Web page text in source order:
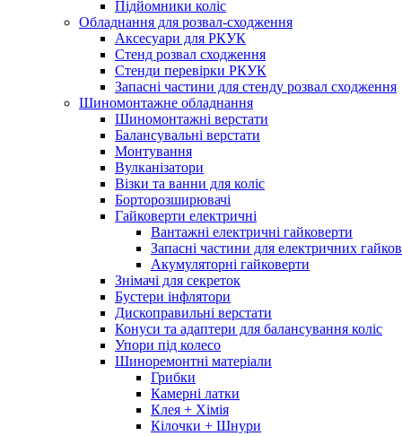
Підйомники коліс
Обладнання для розвал-сходження
Аксесуари для РКУК
Стенд розвал сходження
Стенди перевірки РКУК
Запасні частини для стенду розвал сходження
Шиномонтажне обладнання
Шиномонтажні верстати
Балансувальні верстати
Монтування
Вулканізатори
Візки та ванни для коліс
Борторозширювачі
Гайковерти електричні
Вантажні електричні гайковерти
Запасні частини для електричних
Акумуляторні гайковерти
Знімачі для секреток
Бустери інфлятори
Дископравильні верстати
Конуси та адаптери для балансування коліс
Упори під колесо
Шиноремонтні матеріали
Грибки
Камерні латки
Клея + Хімія
Кілочки + Шнури